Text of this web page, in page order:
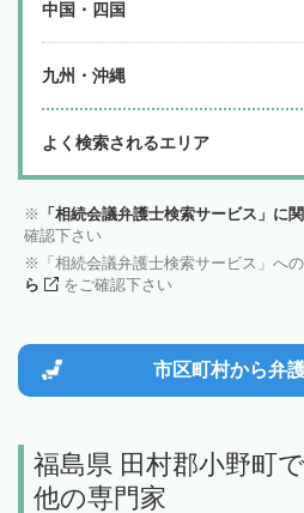
中国・四国
九州・沖縄
よく検索されるエリア
「相続会議弁護士検索サービス」に
確認下さい
「相続会議弁護士検索サービス」へ
ら
をご確認下さい
市区町村から弁
福島県 田村郡小野町
他の専門家